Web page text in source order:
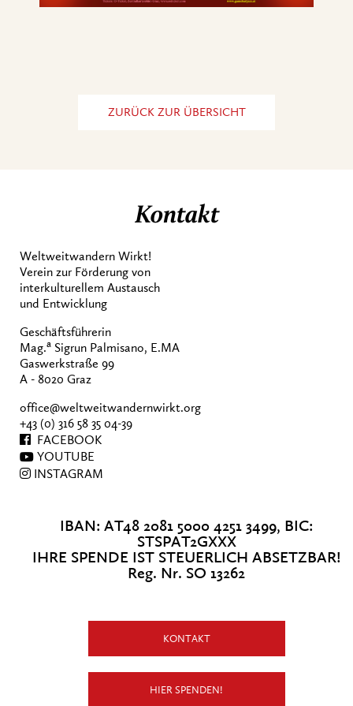
ZURÜCK ZUR ÜBERSICHT
Kontakt
Weltweitwandern Wirkt!
Verein zur Förderung von
interkulturellem Austausch
und Entwicklung
Geschäftsführerin
Mag.a Sigrun Palmisano, E.MA
Gaswerkstraße 99
A - 8020 Graz
office@weltweitwandernwirkt.org
+43 (0) 316 58 35 04-39
FACEBOOK
YOUTUBE
INSTAGRAM
IBAN: AT48 2081 5000 4251 3499, BIC:
STSPAT2GXXX
IHRE SPENDE IST STEUERLICH ABSETZBAR!
Reg. Nr. SO 13262
KONTAKT
HIER SPENDEN!